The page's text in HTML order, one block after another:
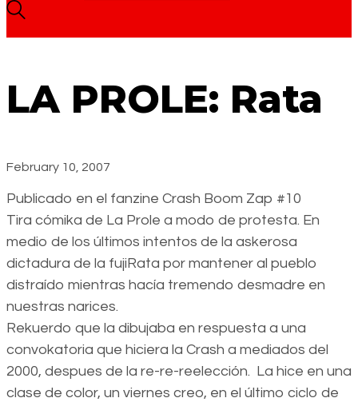
LA PROLE: Rata
February 10, 2007
Publicado en el fanzine Crash Boom Zap #10
Tira cómika de La Prole a modo de protesta. En
medio de los últimos intentos de la askerosa
dictadura de la fujiRata por mantener al pueblo
distraído mientras hacía tremendo desmadre en
nuestras narices.
Rekuerdo que la dibujaba en respuesta a una
convokatoria que hiciera la Crash a mediados del
2000, despues de la re-re-reelección. La hice en una
clase de color, un viernes creo, en el último ciclo de